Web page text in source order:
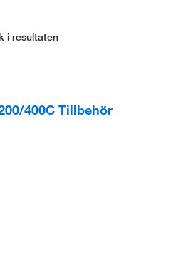
i resultaten
400C Tillbehör